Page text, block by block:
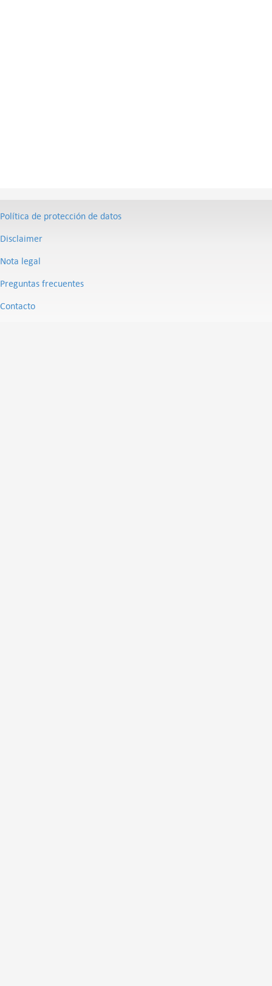
Política de protección de datos
Disclaimer
Nota legal
Preguntas frecuentes
Contacto